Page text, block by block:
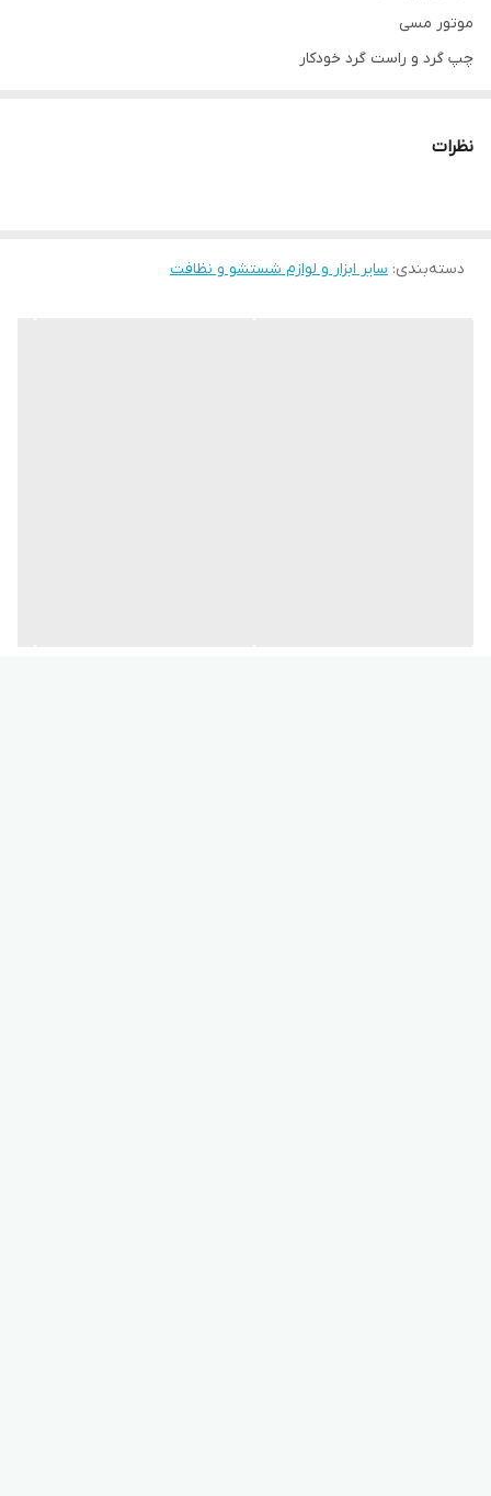
موتور مسی
چپ گرد و راست گرد خودکار
اینستاگرام نوین کالا کرج novinkala_karaj
نظرات
دسته‌بندی: سایر ابزار و لوازم شستشو و نظافت